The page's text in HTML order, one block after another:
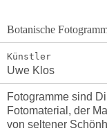
Botanische
Künstler
Uwe Klos
Fotogramme sind
Fotomaterial, der
von seltener